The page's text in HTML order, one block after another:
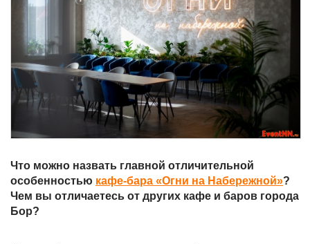
Что можно назвать главной отличительной
особенностью кафе-бара «Огни на Набережной»?
Чем вы отличаетесь от других кафе и баров города
Бор?